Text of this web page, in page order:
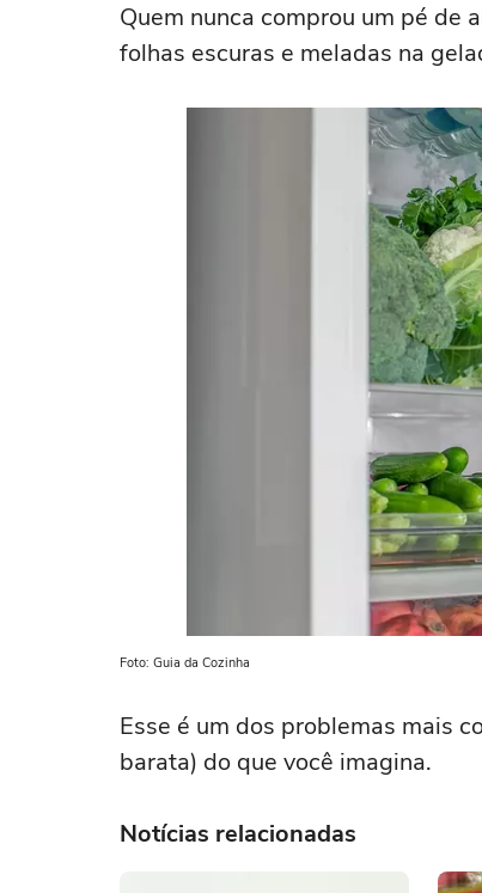
Quem nunca comprou um pé de
folhas escuras e meladas na
Foto: Guia da Cozinha
Esse é um dos problemas mais
barata) do que você imagina.
Notícias relacionadas